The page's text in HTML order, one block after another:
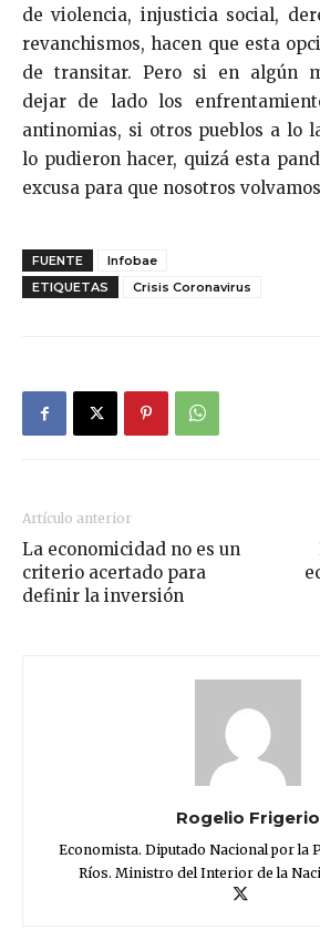
de violencia, injusticia social,
revanchismos, hacen que esta
de transitar. Pero si en algún
dejar de lado los
antinomias, si otros pueblos a lo
lo pudieron hacer, quizá esta
excusa para que nosotros
FUENTE
Infobae
ETIQUETAS
Crisis Coronavirus
Artículo anterior
La economicidad no es un
criterio acertado para
definir la inversión
Rogelio Frigerio
Economista. Diputado Nacional por la
Ríos. Ministro del Interior de la